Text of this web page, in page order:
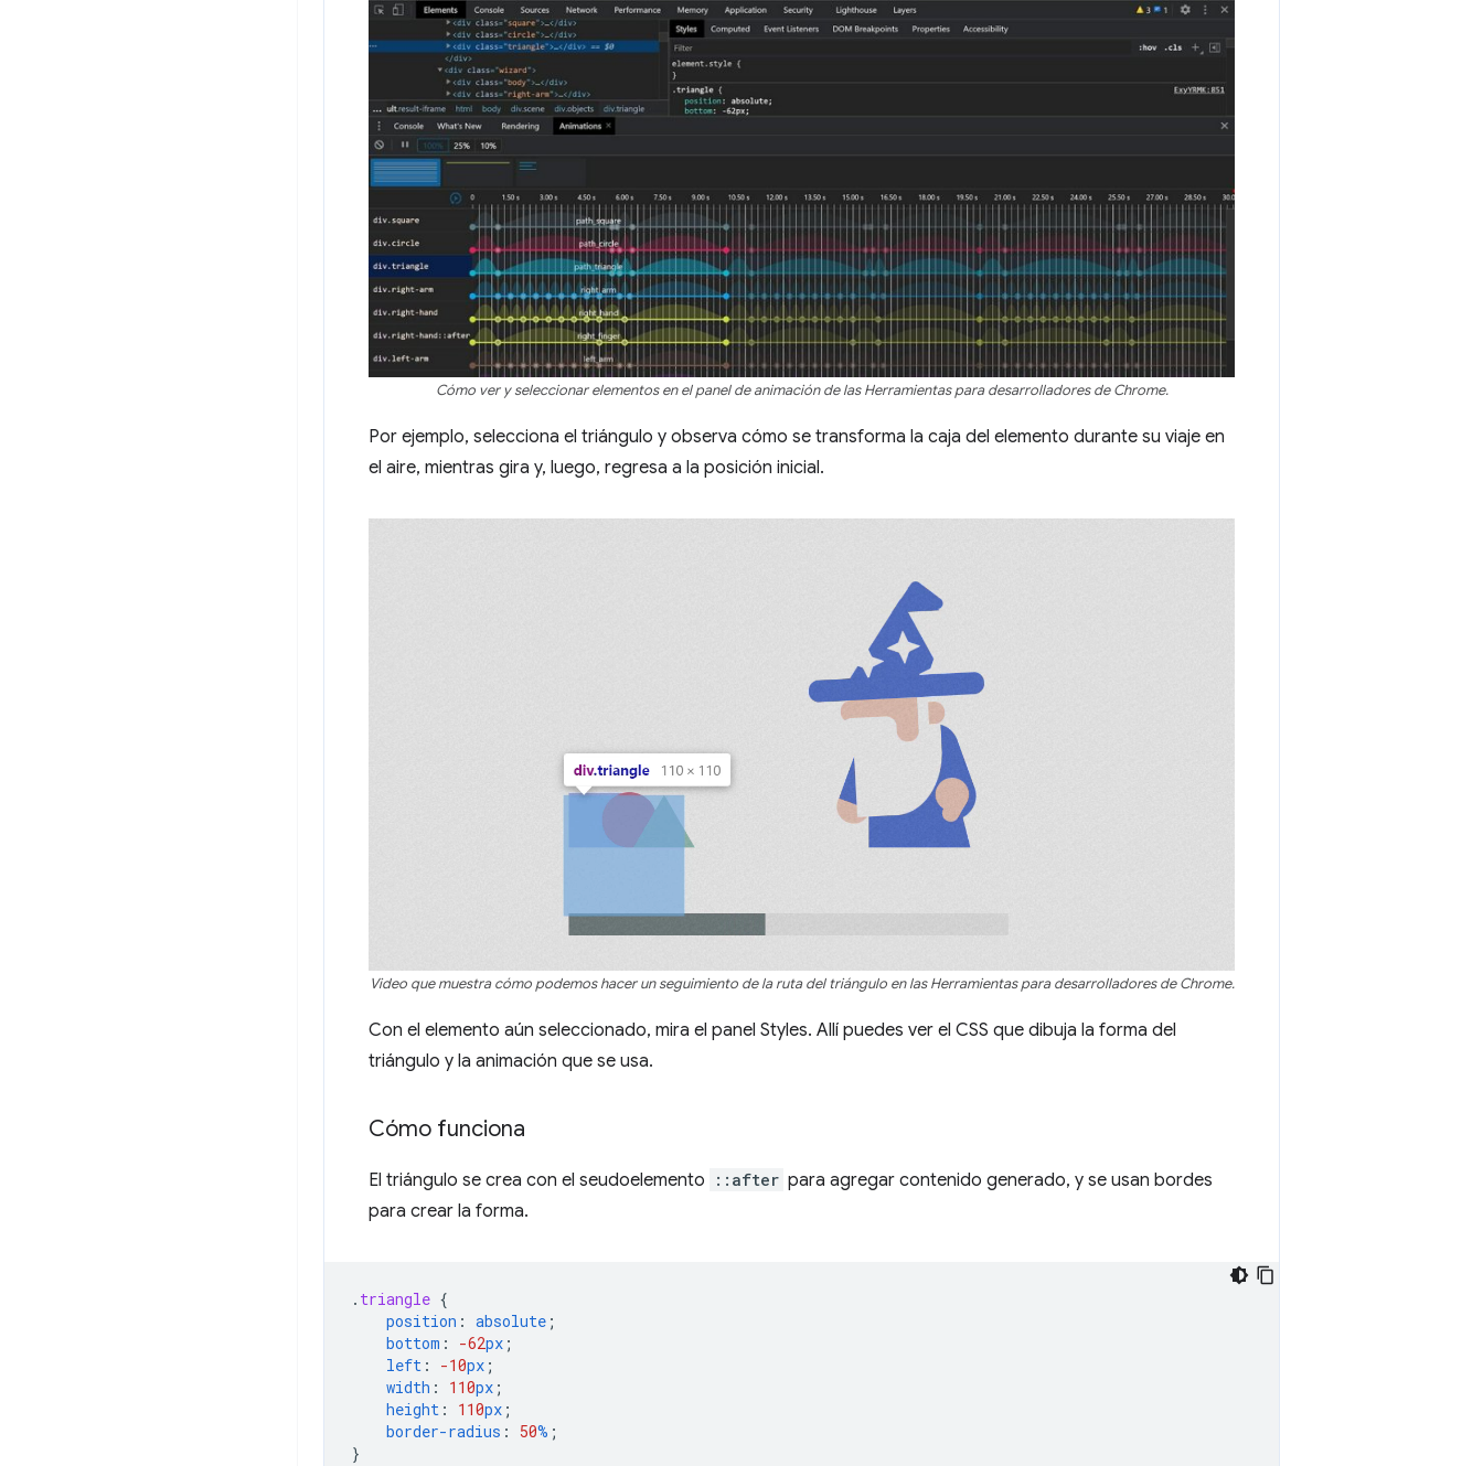
Cómo ver y seleccionar elementos en el panel de animación de las Herramientas para desarrolladores de Chrome.
Por ejemplo, selecciona el triángulo y observa cómo se transforma la caja del elemento durante su viaje en
el aire, mientras gira y, luego, regresa a la posición inicial.
Video que muestra cómo podemos hacer un seguimiento de la ruta del triángulo en las Herramientas para desarrolladores de Chrome.
Con el elemento aún seleccionado, mira el panel Styles. Allí puedes ver el CSS que dibuja la forma del
triángulo y la animación que se usa.
Cómo funciona
El triángulo se crea con el seudoelemento ::after para agregar contenido generado, y se usan bordes
para crear la forma.
. triangle {
position : absolute ;
bottom : -62px ;
left : -10px ;
width : 110px ;
height : 110px ;
border-radius : 50% ;
}